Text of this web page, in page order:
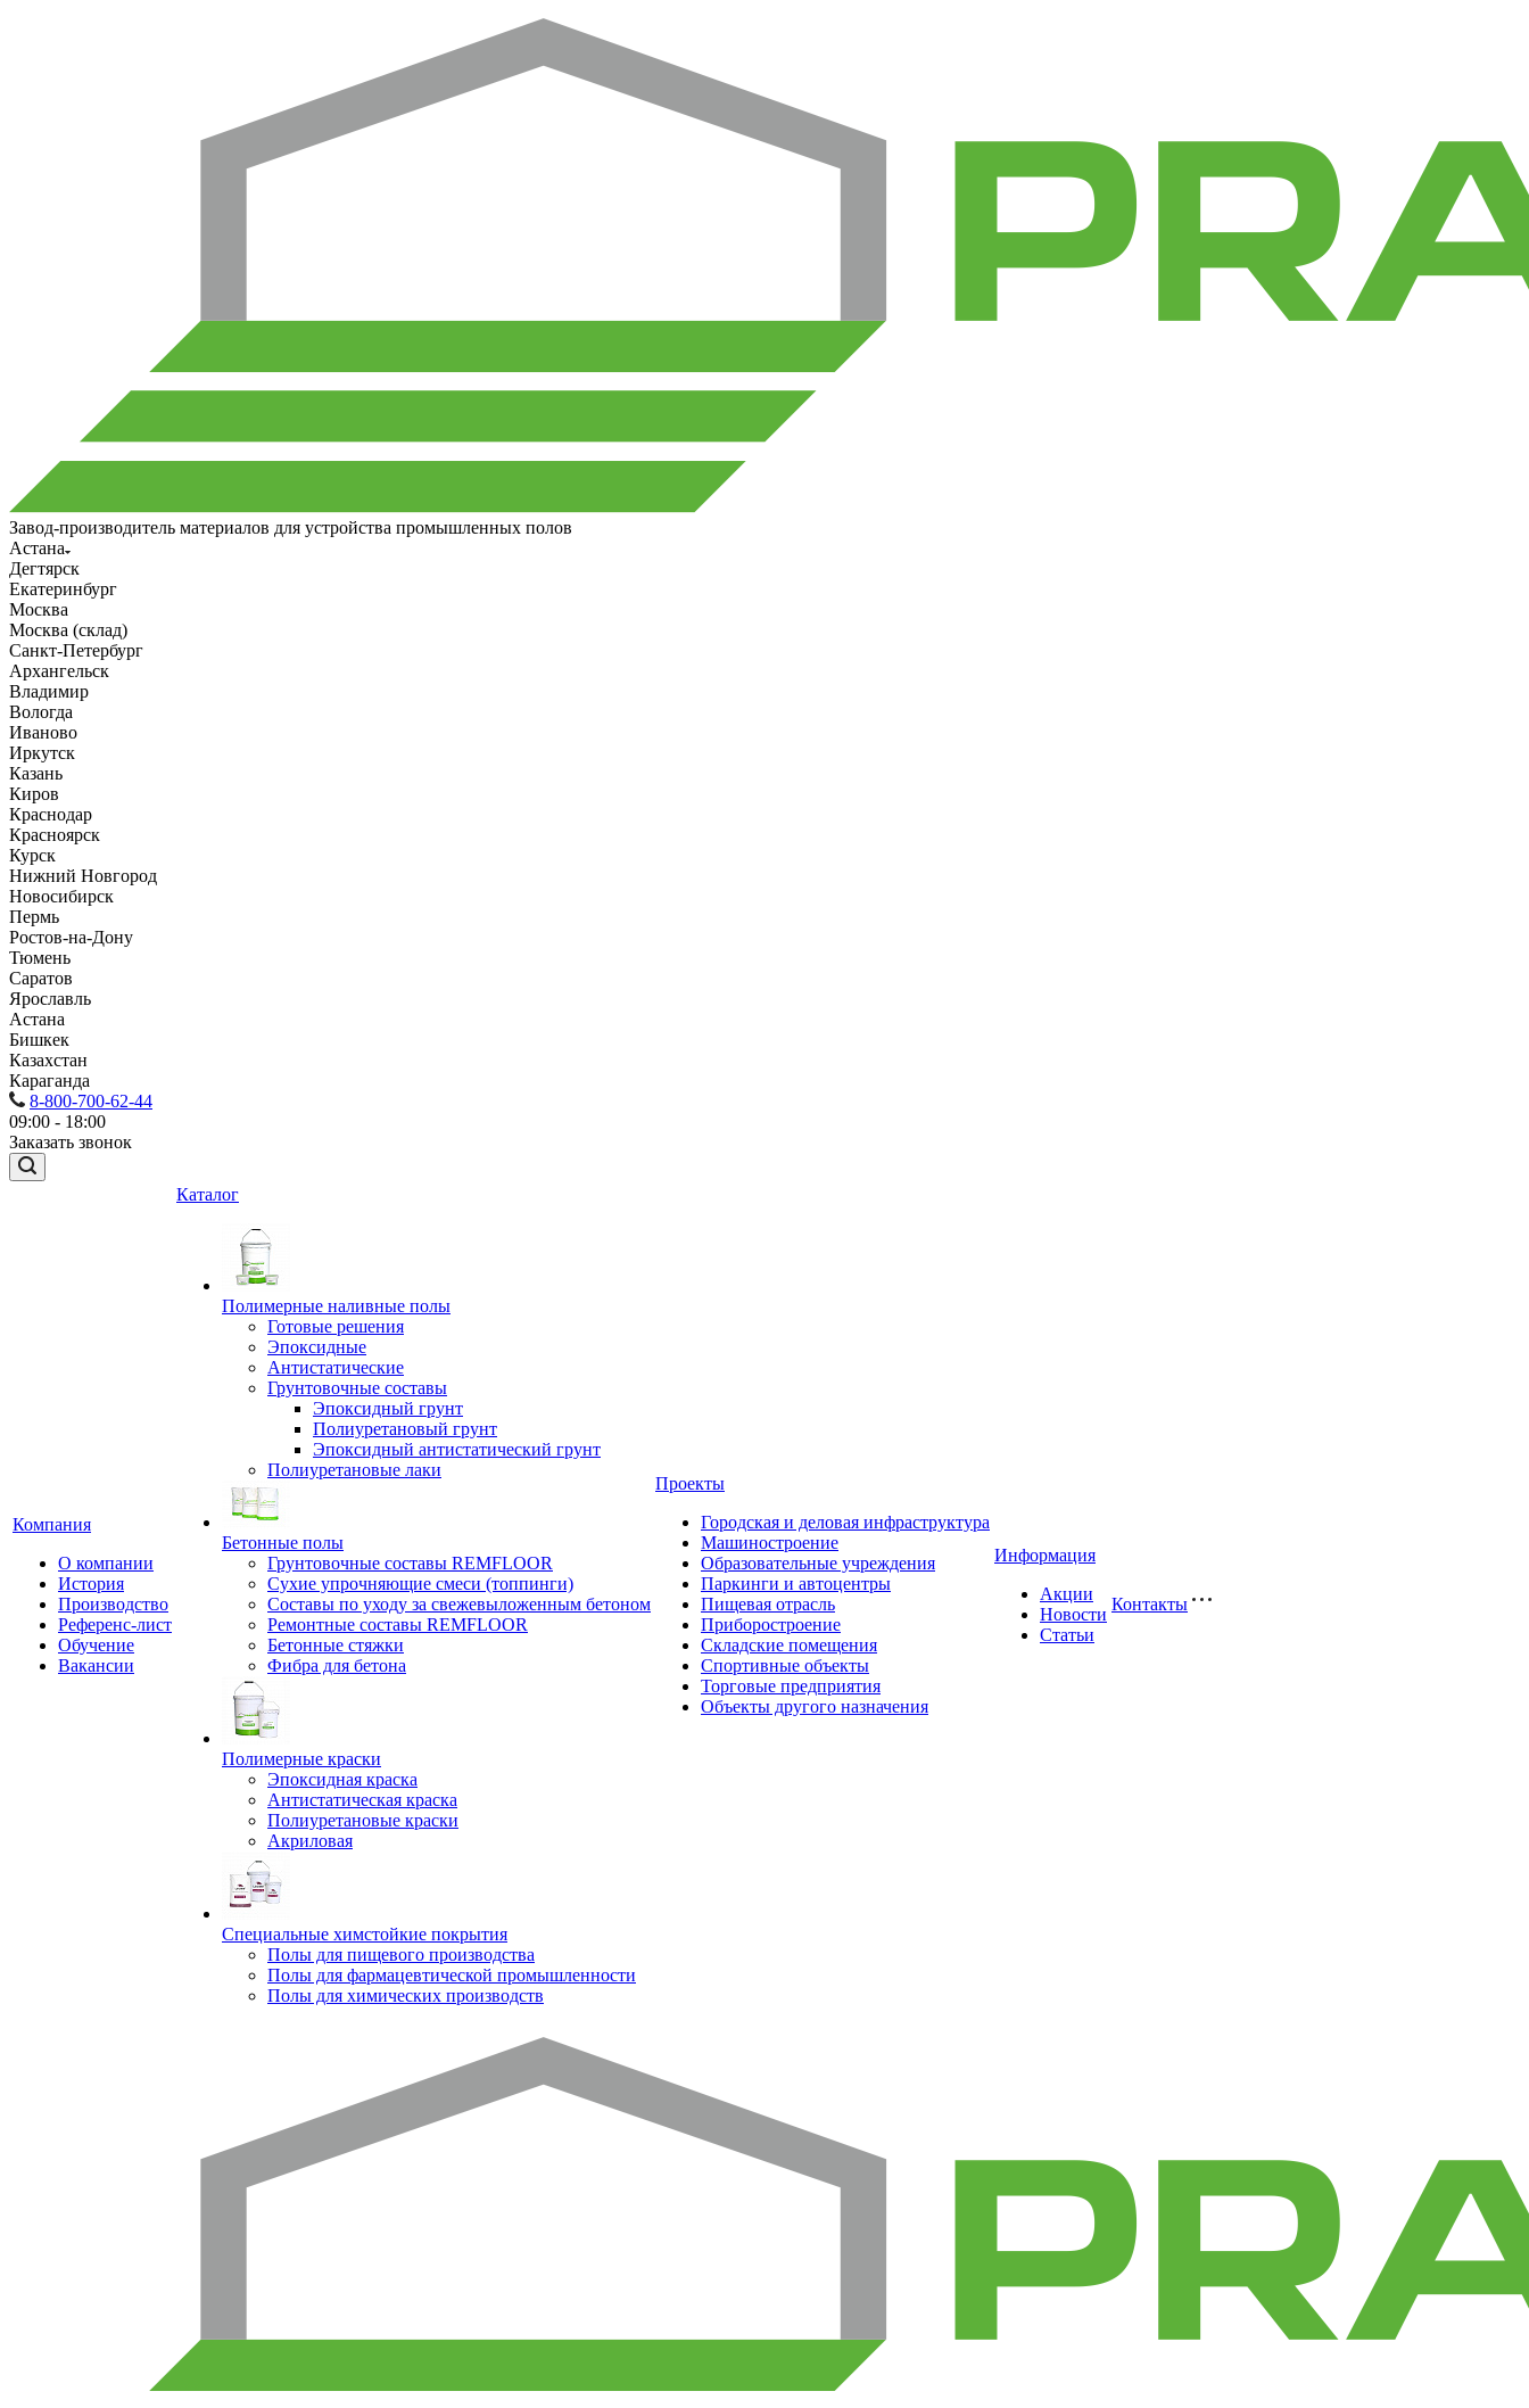
Завод-производитель материалов для устройства промышленных полов
Астана
Дегтярск
Екатеринбург
Москва
Москва (склад)
Санкт-Петербург
Архангельск
Владимир
Вологда
Иваново
Иркутск
Казань
Киров
Краснодар
Красноярск
Курск
Нижний Новгород
Новосибирск
Пермь
Ростов-на-Дону
Тюмень
Саратов
Ярославль
Астана
Бишкек
Казахстан
Караганда
8-800-700-62-44
09:00 - 18:00
Заказать звонок
Компания
О компании
История
Производство
Референс-лист
Обучение
Вакансии
Каталог
Полимерные наливные полы
Готовые решения
Эпоксидные
Антистатические
Грунтовочные составы
Эпоксидный грунт
Полиуретановый грунт
Эпоксидный антистатический грунт
Полиуретановые лаки
Бетонные полы
Грунтовочные составы REMFLOOR
Сухие упрочняющие смеси (топпинги)
Составы по уходу за свежевыложенным бетоном
Ремонтные составы REMFLOOR
Бетонные стяжки
Фибра для бетона
Полимерные краски
Эпоксидная краска
Антистатическая краска
Полиуретановые краски
Акриловая
Специальные химстойкие покрытия
Полы для пищевого производства
Полы для фармацевтической промышленности
Полы для химических производств
Проекты
Городская и деловая инфраструктура
Машиностроение
Образовательные учреждения
Паркинги и автоцентры
Пищевая отрасль
Приборостроение
Складские помещения
Спортивные объекты
Торговые предприятия
Объекты другого назначения
Информация
Акции
Новости
Статьи
Контакты